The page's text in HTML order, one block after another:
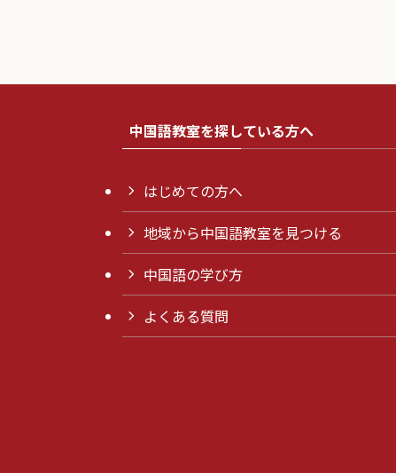
中国語教室を探している方へ
はじめての方へ
地域から中国語教室を見つける
中国語の学び方
よくある質問